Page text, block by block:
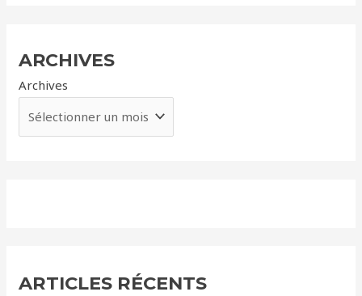
ARCHIVES
Archives
ARTICLES RÉCENTS